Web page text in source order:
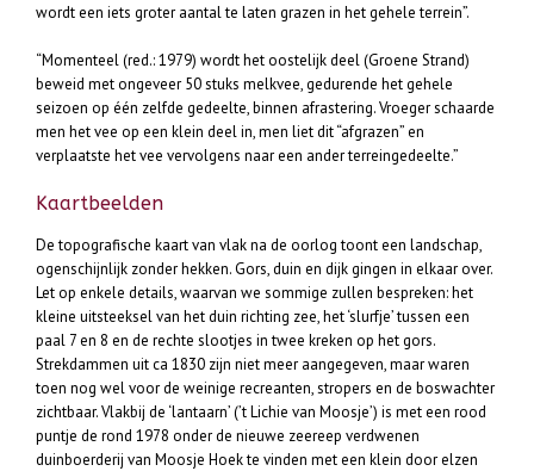
wordt een iets groter aantal te laten grazen in het gehele terrein”.
“Momenteel (red.: 1979) wordt het oostelijk deel (Groene Strand)
beweid met ongeveer 50 stuks melkvee, gedurende het gehele
seizoen op één zelfde gedeelte, binnen afrastering. Vroeger schaarde
men het vee op een klein deel in, men liet dit “afgrazen” en
verplaatste het vee vervolgens naar een ander terreingedeelte.”
Kaartbeelden
De topografische kaart van vlak na de oorlog toont een landschap,
ogenschijnlijk zonder hekken. Gors, duin en dijk gingen in elkaar over.
Let op enkele details, waarvan we sommige zullen bespreken: het
kleine uitsteeksel van het duin richting zee, het ‘slurfje’ tussen een
paal 7 en 8 en de rechte slootjes in twee kreken op het gors.
Strekdammen uit ca 1830 zijn niet meer aangegeven, maar waren
toen nog wel voor de weinige recreanten, stropers en de boswachter
zichtbaar. Vlakbij de ‘lantaarn’ (’t Lichie van Moosje’) is met een rood
puntje de rond 1978 onder de nieuwe zeereep verdwenen
duinboerderij van Moosje Hoek te vinden met een klein door elzen